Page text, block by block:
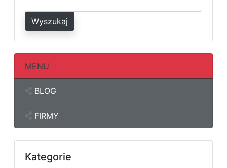
Wyszukaj
MENU
BLOG
FIRMY
Kategorie